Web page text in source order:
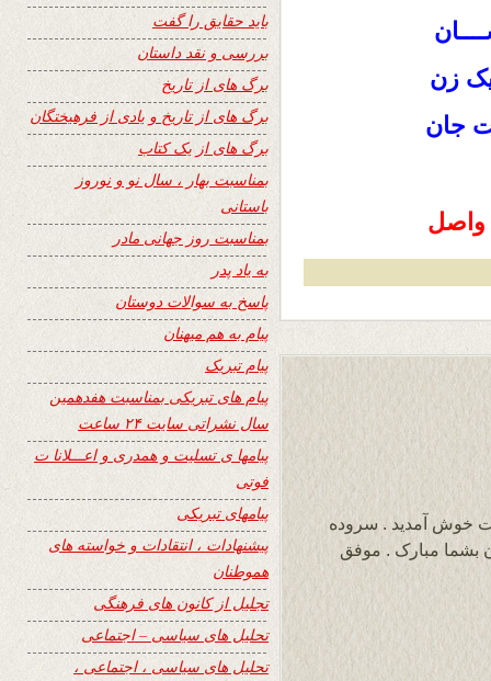
یک زن
جان
واصل
فایض به سایت ۲۴ ساعت خوش آمدید . سروده
بشما مبارک . موفق
باید حقایق را گفت
بررسی و نقد داستان
برگ های از تاریخ
برگ های از تاریخ و یادی از فرهیختگان
برگ های از یک کتاب
بمناسبت بهار ، سال نو و نوروز
باستانی
بمناسبت روز جهانی مادر
به یاد پدر
پاسخ به سوالات دوستان
پیام به هم میهنان
پیام تبریک
پیام های تبریکی بمناسبت هفدهمین
سال نشراتی سایت ۲۴ ساعت
پیامها ی تسلیت و همدری و اعـــلانا ت
فوتی
پیامهای تبریکی
پیشنهادات ، انتقادات و خواسته های
هموطنان
تجلیل از کانون های فرهنگی
تحلیل های سیاسی – اجتماعی
تحلیل های سیاسی ، اجتماعی ،